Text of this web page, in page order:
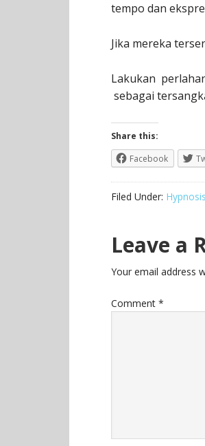
tempo dan
Jika mereka
Lakukan
sebagai
Share this:
Facebook
Filed Under:
Leave a
Your email address
Comment *